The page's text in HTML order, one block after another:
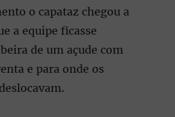
o capataz chegou a
a equipe ficasse
de um açude com
e para onde os